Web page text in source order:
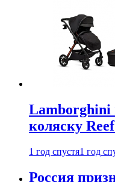
Lamborghini
коляску
1 год спустя1 год
Россия